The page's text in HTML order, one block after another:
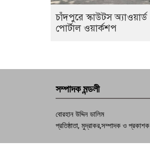
চাঁদপুরে স্কাউটস অ্যাওয়ার্ড
পোর্টাল ওয়ার্কশপ
সম্পাদক মন্ডলী
বোরহান উদ্দিন ডালিম
প্রতিষ্ঠাতা, মুদ্রাকর,সম্পাদক ও প্রকাশক